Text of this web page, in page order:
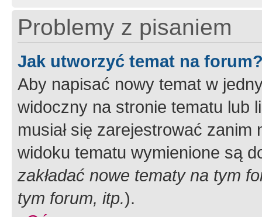
Problemy z pisaniem
Jak utworzyć temat na
Aby napisać nowy temat w
widoczny na stronie tematu lub
musiał się zarejestrować
widoku tematu wymienione są
zakładać nowe tematy na tym
tym forum, itp.).